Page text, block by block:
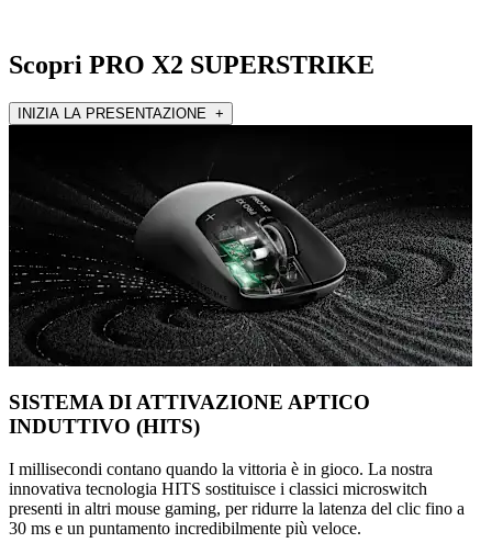
Scopri PRO X2 SUPERSTRIKE
INIZIA LA PRESENTAZIONE +
SISTEMA DI ATTIVAZIONE APTICO
INDUTTIVO (HITS)
I millisecondi contano quando la vittoria è in gioco. La nostra
innovativa tecnologia HITS sostituisce i classici microswitch
presenti in altri mouse gaming, per ridurre la latenza del clic fino a
30 ms e un puntamento incredibilmente più veloce.